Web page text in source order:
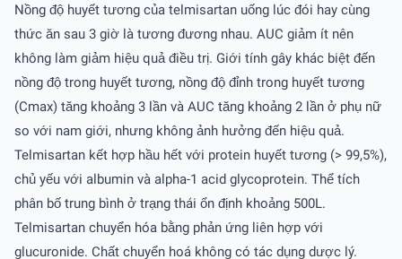
Nồng độ huyết tương của telmisartan uống lúc đói hay cùng
thức ăn sau 3 giờ là tương đương nhau. AUC giảm ít nên
không làm giảm hiệu quả điều trị. Giới tính gây khác biệt đến
nồng độ trong huyết tương, nồng độ đỉnh trong huyết tương
(Cmax) tăng khoảng 3 lần và AUC tăng khoảng 2 lần ở phụ nữ
so với nam giới, nhưng không ảnh hưởng đến hiệu quả.
Telmisartan kết hợp hầu hết với protein huyết tương (> 99,5%),
chủ yếu với albumin và alpha-1 acid glycoprotein. Thể tích
phân bố trung bình ở trạng thái ổn định khoảng 500L.
Telmisartan chuyển hóa bằng phản ứng liên hợp với
glucuronide. Chất chuyển hoá không có tác dụng dược lý.